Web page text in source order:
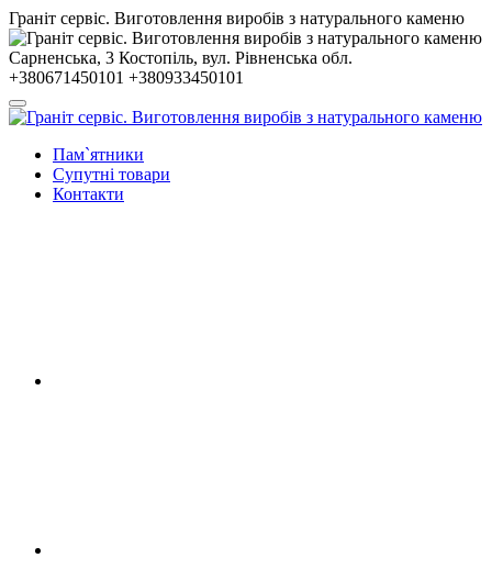
Гранiт сервiс. Виготовлення виробів з натурального каменю
Сарненська, 3 Костопiль, вул. Рiвненська обл.
+380671450101 +380933450101
Пам`ятники
Супутні товари
Контакти